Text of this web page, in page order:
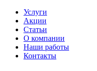
Услуги
Акции
Статьи
О компании
Наши работы
Контакты